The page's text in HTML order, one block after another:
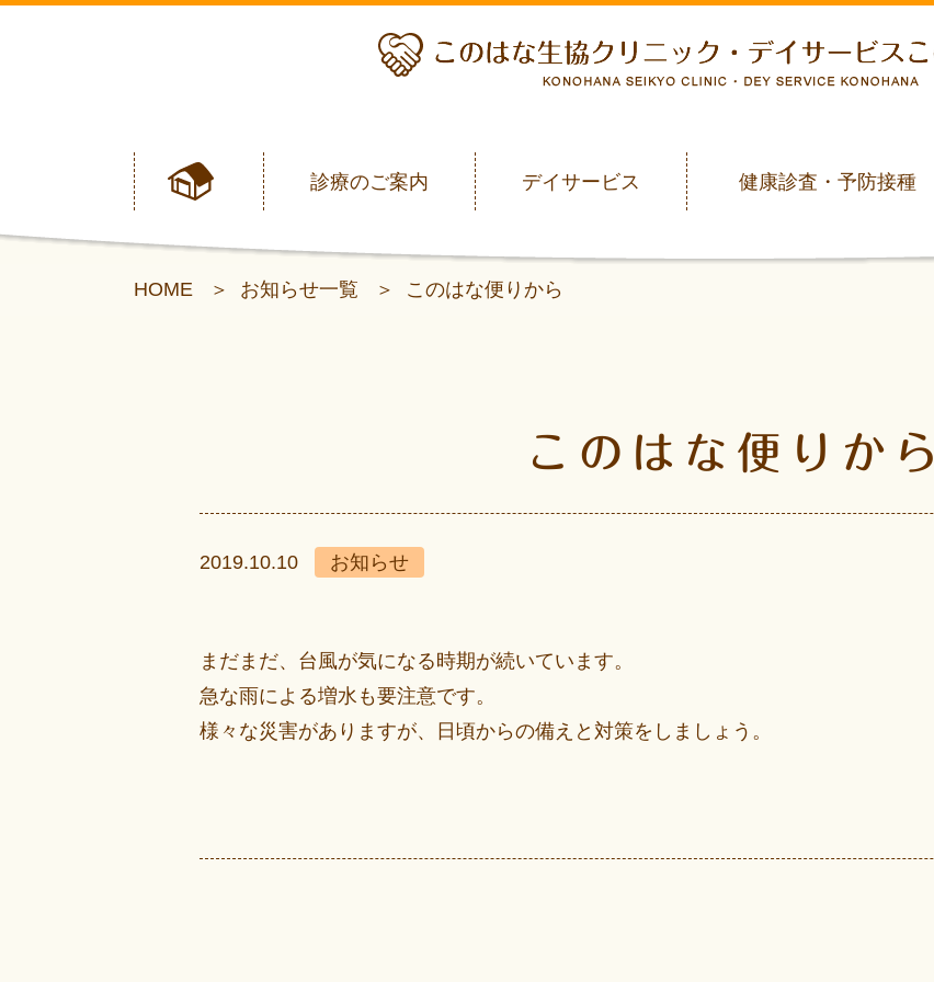
診療のご案内 デイサービス 健康診査・予防接種
HOME お知らせ一覧 このはな便りから
このはな便りから
2019.10.10 お知らせ
まだまだ、台風が気になる時期が続いています。
急な雨による増水も要注意です。
様々な災害がありますが、日頃からの備えと対策をしましょう。